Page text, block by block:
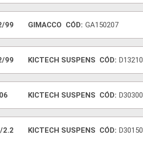
99 GIMACCO CÓD: GA150207
99 KICTECH SUSPENS CÓD: D13210
KICTECH SUSPENS CÓD: D30300
2.2 KICTECH SUSPENS CÓD: D30150